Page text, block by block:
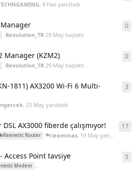
,9 Haz yanıtladı
Revolution_TR 29 May başlattı
0
Manager (KZM2)
Revolution_TR 29 May başlattı
0
1811) AX3200 Wi-Fi 6 Multi-
,23 May yanıtladı
3
AX3000 fiberde çalışmıyor!
Keenetic Router leammas, 19 Mayyanıtladı
17
Access Point tavsiye
Modem
5